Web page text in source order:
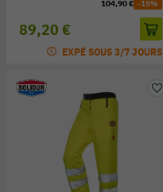
89,20 €
104,90 € -15%
EXPÉ SOUS 3/7 JOURS